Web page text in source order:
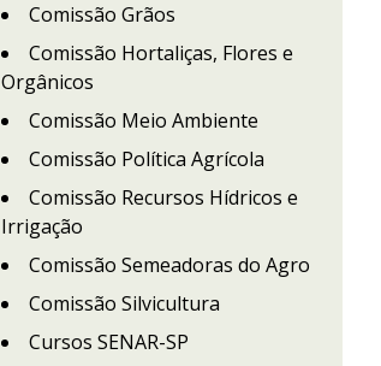
Comissão Grãos
Comissão Hortaliças, Flores e
Orgânicos
Comissão Meio Ambiente
Comissão Política Agrícola
Comissão Recursos Hídricos e
Irrigação
Comissão Semeadoras do Agro
Comissão Silvicultura
Cursos SENAR-SP